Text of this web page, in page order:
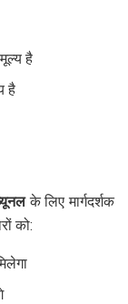
है
है
के लिए मार्गदर्शक
को: